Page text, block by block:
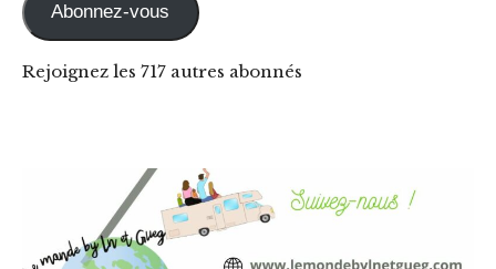
Abonnez-vous
Rejoignez les 717 autres abonnés